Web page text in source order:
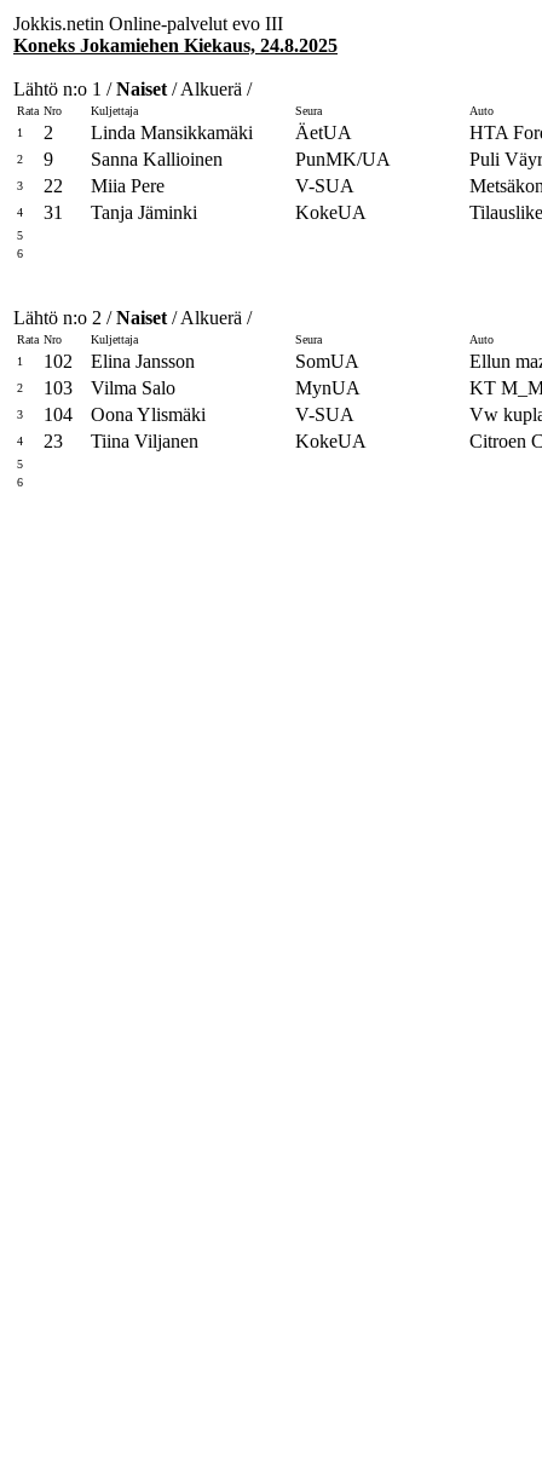
Jokkis.netin Online-palvelut evo III
Koneks Jokamiehen Kiekaus, 24.8.2025
Lähtö n:o 1 /Naiset / Alkuerä /
Rata Nro Kuljettaja Seura
Auto
1
2 Linda Mansikkamäki ÄetUA HTA
2 9 Sanna Kallioinen PunMK/UA Puli
3 22 Miia Pere V-SUA
4 31 Tanja Jäminki KokeUA
5
6
Lähtö n:o 2 /Naiset / Alkuerä /
Rata Nro Kuljettaja Seura
Auto
1
102 Elina Jansson SomUA Ellun
2 103 Vilma Salo MynUA KT
3 104 Oona Ylismäki V-SUA Vw
4 23 Tiina Viljanen KokeUA Citroen
5
6